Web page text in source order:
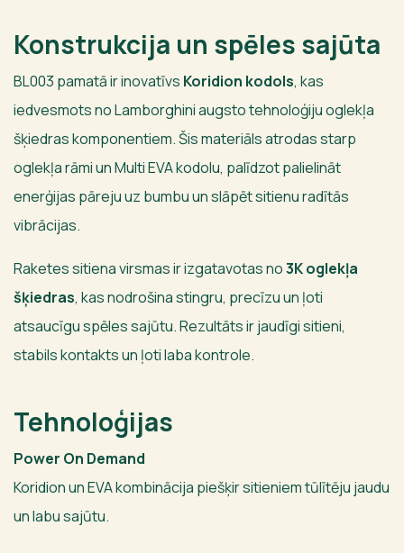
Konstrukcija un spēles sajūta
BL003 pamatā ir inovatīvs Koridion kodols, kas
iedvesmots no Lamborghini augsto tehnoloģiju oglekļa
šķiedras komponentiem. Šis materiāls atrodas starp
oglekļa rāmi un Multi EVA kodolu, palīdzot palielināt
enerģijas pāreju uz bumbu un slāpēt sitienu radītās
vibrācijas.
Raketes sitiena virsmas ir izgatavotas no3K oglekļa
šķiedras, kas nodrošina stingru, precīzu un ļoti
atsaucīgu spēles sajūtu. Rezultāts ir jaudīgi sitieni,
stabils kontakts un ļoti laba kontrole.
Tehnoloģijas
Power On Demand
Koridion un EVA kombinācija piešķir sitieniem tūlītēju jaudu
un labu sajūtu.